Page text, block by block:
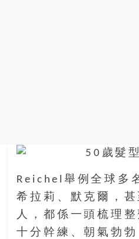
的
人
們
Reichel舉例全球多
希拉莉、默克爾，
人，都係一頭梳理
十分幹練、朝氣勃